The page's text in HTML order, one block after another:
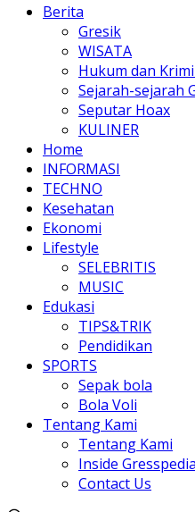
Berita
Gresik
WISATA
Hukum dan
Sejarah-sejarah
Seputar Hoax
KULINER
Home
INFORMASI
TECHNO
Kesehatan
Ekonomi
Lifestyle
SELEBRITIS
MUSIC
Edukasi
TIPS&TRIK
Pendidikan
SPORTS
Sepak bola
Bola Voli
Tentang Kami
Tentang Kami
Inside Gresspedia
Contact Us